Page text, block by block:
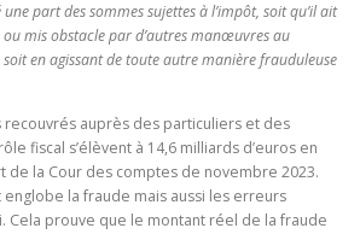
part des sommes sujettes à l’impôt, soit qu’il ait
mis obstacle par d’autres manœuvres au
en agissant de toute autre manière frauduleuse
recouvrés auprès des particuliers et des
fiscal s’élèvent à 14,6 milliards d’euros en
de la Cour des comptes de novembre 2023.
la fraude mais aussi les erreurs
Cela prouve que le montant réel de la fraude